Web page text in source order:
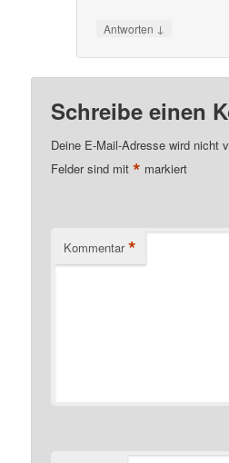
Antworten ↓
Schreibe einen
Deine E-Mail-Adresse wird nicht
Felder sind mit* markiert
Kommentar *